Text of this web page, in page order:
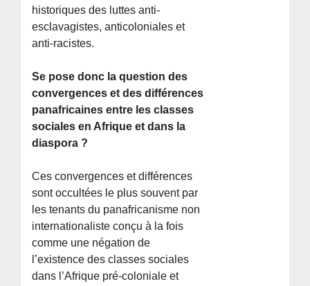
historiques des luttes anti-
esclavagistes, anticoloniales et
anti-racistes.
Se pose donc la question des
convergences et des différences
panafricaines entre les classes
sociales en Afrique et dans la
diaspora ?
Ces convergences et différences
sont occultées le plus souvent par
les tenants du panafricanisme non
internationaliste conçu à la fois
comme une négation de
l’existence des classes sociales
dans l’Afrique pré-coloniale et